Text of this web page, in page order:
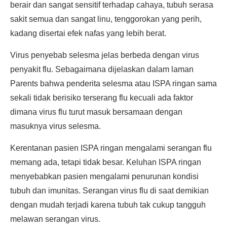
berair dan sangat sensitif terhadap cahaya, tubuh serasa
sakit semua dan sangat linu, tenggorokan yang perih,
kadang disertai efek nafas yang lebih berat.
Virus penyebab selesma jelas berbeda dengan virus
penyakit flu. Sebagaimana dijelaskan dalam laman
Parents bahwa penderita selesma atau ISPA ringan sama
sekali tidak berisiko terserang flu kecuali ada faktor
dimana virus flu turut masuk bersamaan dengan
masuknya virus selesma.
Kerentanan pasien ISPA ringan mengalami serangan flu
memang ada, tetapi tidak besar. Keluhan ISPA ringan
menyebabkan pasien mengalami penurunan kondisi
tubuh dan imunitas. Serangan virus flu di saat demikian
dengan mudah terjadi karena tubuh tak cukup tangguh
melawan serangan virus.